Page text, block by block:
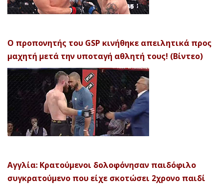
Ο προπονητής του GSP κινήθηκε απειλητικά προς
μαχητή μετά την υποταγή αθλητή τους! (Βίντεο)
Αγγλία: Κρατούμενοι δολοφόνησαν παιδόφιλο
συγκρατούμενο που είχε σκοτώσει 2χρονο παιδί